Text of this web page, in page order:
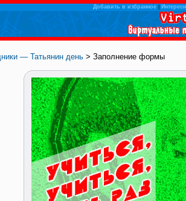
Добавить в избранное|
— Татьянин день > Заполнение формы